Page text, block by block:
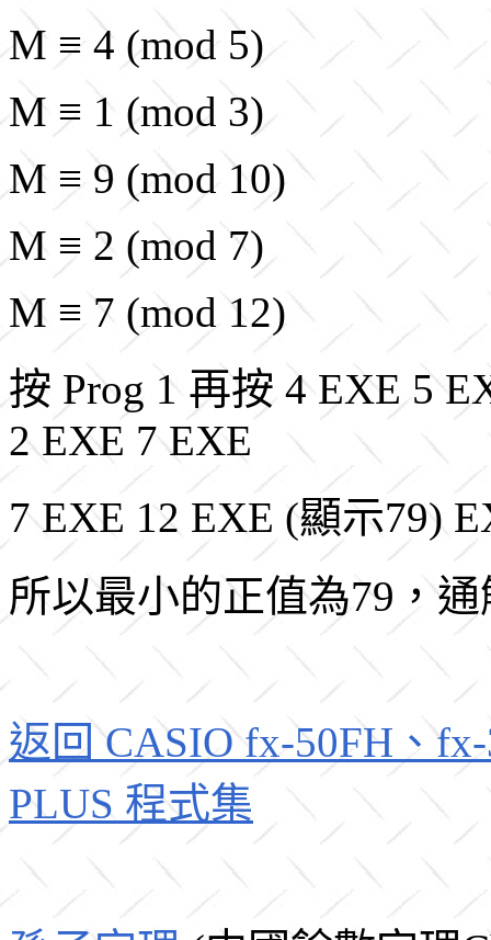
M ≡ 4 (mod 5)
M ≡ 1 (mod 3)
M ≡ 9 (mod 10)
M ≡ 2 (mod 7)
M ≡ 7 (mod 12)
按 Prog 1 再按 4 EXE 5
2 EXE 7 EXE
7 EXE 12 EXE (顯示79)
所以最小的正值為79，通
返回 CASIO fx-50FH、
PLUS 程式集